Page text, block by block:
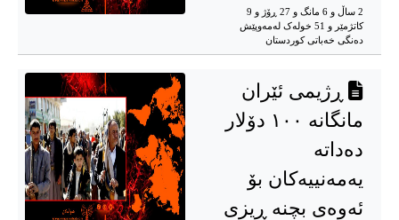
2 ساڵ و 6 مانگ و 27 ڕۆژ و 9
کاتژمێر و 51 خوله‌ک له‌مه‌وپێش‌
دەنگی خەباتی کوردستان
ڕژیمی ئێران
مانگانە ١٠٠ دۆلار
دەداتە
یەمەنییەکان بۆ
ئەوەی بچنە ڕیزی